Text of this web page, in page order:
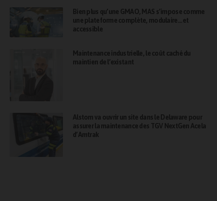
Bien plus qu’une GMAO, MAS s’impose comme
une plateforme complète, modulaire… et
accessible
Maintenance industrielle, le coût caché du
maintien de l’existant
Alstom va ouvrir un site dans le Delaware pour
assurer la maintenance des TGV NextGen Acela
d’Amtrak